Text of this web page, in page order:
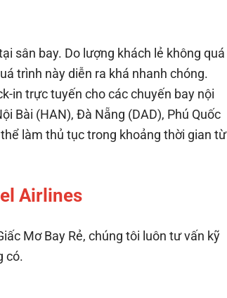
sân bay. Do lượng khách lẻ không quá
trình này diễn ra khá nhanh chóng.
in trực tuyến cho các chuyến bay nội
Bài (HAN), Đà Nẵng (DAD), Phú Quốc
thể làm thủ tục trong khoảng thời gian từ
Airlines
Mơ Bay Rẻ, chúng tôi luôn tư vấn kỹ
có.